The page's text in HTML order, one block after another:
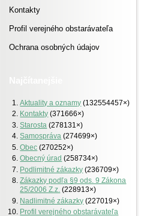
Kontakty
Profil verejného obstarávateľa
Ochrana osobných údajov
Aktuality a oznamy (132554457×)
Kontakty (371666×)
Starosta (278131×)
Samospráva (274699×)
Obec (270252×)
Obecný úrad (258734×)
Podlimitné zákazky (236709×)
Zákazky podľa §9 ods. 9 Zákona
25/2006 Z.z. (228913×)
Nadlimitné zákazky (227019×)
Profil verejného obstarávateľa